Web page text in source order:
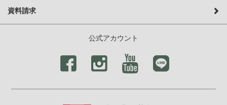
資料請求
公式アカウント